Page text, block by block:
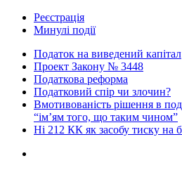
Реєстрація
Минулі події
Податок на виведений капітал
Проект Закону № 3448
Податкова реформа
Податковий спір чи злочин?
Вмотивованість рішення в
“ім’ям того, що таким чином”
Ні 212 КК як засобу тиску на